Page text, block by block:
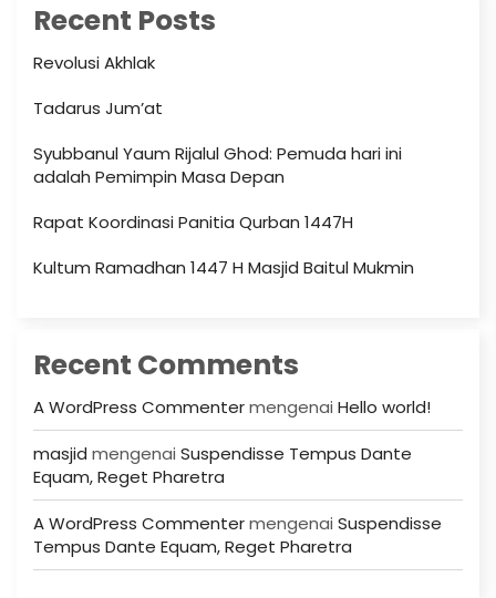
Recent Posts
Revolusi Akhlak
Tadarus Jum’at
Syubbanul Yaum Rijalul Ghod: Pemuda hari ini
adalah Pemimpin Masa Depan
Rapat Koordinasi Panitia Qurban 1447H
Kultum Ramadhan 1447 H Masjid Baitul Mukmin
Recent Comments
A WordPress Commentermengenai Hello world!
masjid mengenai Suspendisse Tempus Dante
Equam, Reget Pharetra
A WordPress Commentermengenai Suspendisse
Tempus Dante Equam, Reget Pharetra